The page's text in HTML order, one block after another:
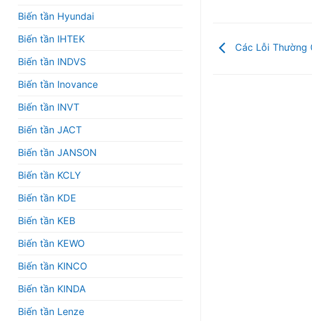
Biến tần Hyundai
Biến tần IHTEK
Biến tần INDVS
Biến tần Inovance
Biến tần INVT
Biến tần JACT
Biến tần JANSON
Biến tần KCLY
Biến tần KDE
Biến tần KEB
Biến tần KEWO
Biến tần KINCO
Biến tần KINDA
Biến tần Lenze
Các Lỗi Thường